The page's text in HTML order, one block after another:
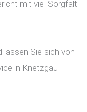
mit viel Sorgfalt
lassen Sie sich von
in Knetzgau